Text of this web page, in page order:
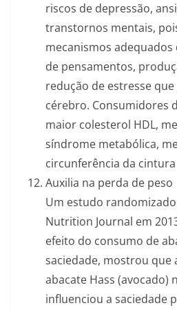
riscos de depressão,
transtornos mentais,
mecanismos
de pensamentos,
redução de estresse
cérebro. Consumidores
maior colesterol HDL,
síndrome metabólica,
circunferência da cintura
Auxilia na perda de peso
Um estudo
Nutrition Journal em
efeito do consumo de
saciedade, mostrou que
abacate Hass (avocado)
influenciou a saciedade